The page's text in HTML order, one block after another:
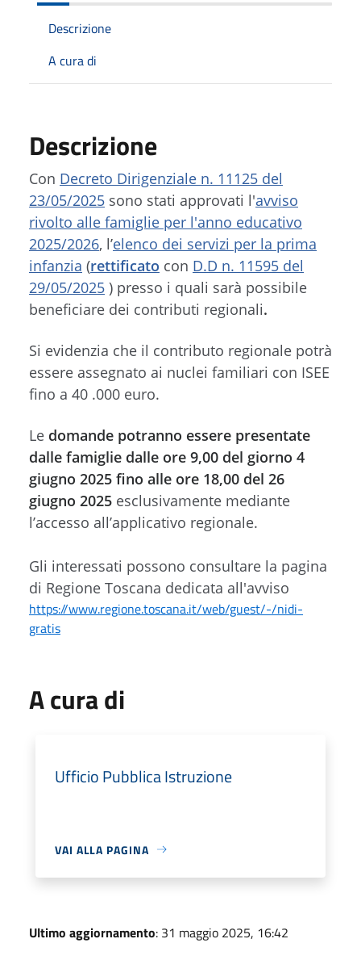
Descrizione
A cura di
Descrizione
Con Decreto Dirigenziale n. 11125 del
23/05/2025 sono stati approvati l'avviso
rivolto alle famiglie per l'anno educativo
2025/2026, l’elenco dei servizi per la prima
infanzia (rettificato con D.D n. 11595 del
29/05/2025 ) presso i quali sarà possibile
beneficiare dei contributi regionali.
Si evidenzia che il contributo regionale potrà
essere assegnato ai nuclei familiari con ISEE
fino a 40 .000 euro.
Le domande potranno essere presentate
dalle famiglie dalle ore 9,00 del giorno 4
giugno 2025 fino alle ore 18,00 del 26
giugno 2025 esclusivamente mediante
l’accesso all’applicativo regionale.
Gli interessati possono consultare la pagina
di Regione Toscana dedicata all'avviso
https://www.regione.toscana.it/web/guest/-/nidi-
gratis
A cura di
Ufficio Pubblica Istruzione
VAI ALLA PAGINA
Ultimo aggiornamento: 31 maggio 2025, 16:42